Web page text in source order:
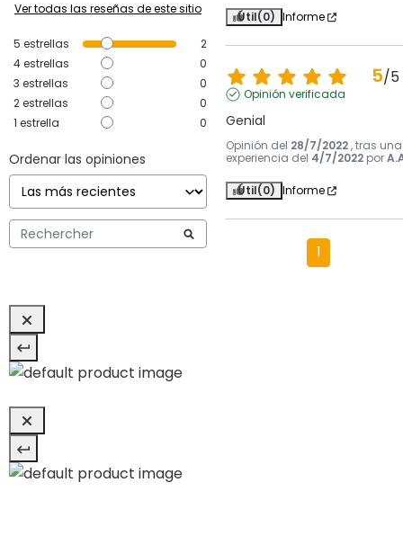
Ver todas las reseñas de este sitio
5 estrellas
2
4estrellas
0
3 estrellas
0
2estrellas
0
1 estrella 0
Ordenar las opiniones
Útil(0) Informe
5/5
Opinión verificada
Genial
Opinión del 28/7/2022 , tras una
experiencia del 4/7/2022 por
Útil(0) Informe
1